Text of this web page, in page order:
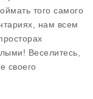
того самого
нам всем
Веселитесь,
своего